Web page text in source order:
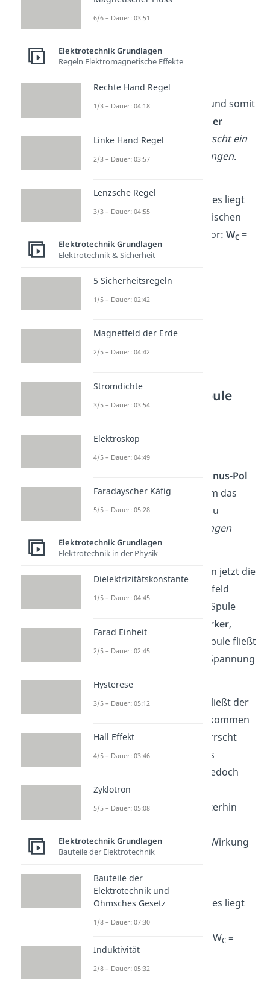
Datenschutzerklärung
Kondensator
Im ersten Schritt wird der
geschlossene Stromkreis und somit
Kondensator unter
Spannunggesetzt.
Es herrscht ein
Ungleichgewicht der Ladungen.
geschlossenen Stromkreises liegt
beimelektrischen Feld
zwischen
den Kondensatorplatten vor: WC =
max, WL= 0
Vorgänge an der Spule
Kondensators startet der
Entladevorgang.
Minus-Pol
zumPlus-Polder Platte, um das
Ladungsungleichgewicht zu
Bewegte Ladungen
erzeugen Magnetfelder
Durchlaufen die Elektronen jetzt die
, wird dieses Magnetfeld
durch die Windungen der Spule
stärker,
je mehr Strom durch die Spule fließt
und umso
die Spannung
Nach einer gewissen Zeit fließt der
Strom normalerweise vollkommen
durch die Spule und es herrscht
keine Spannung mehr. Das
baut sich ab. Jedoch
erzeugt die Spule einen
Induktionsstrom
, der weiterhin
verlangsamt. Das ist eine Wirkung
derSelbstinduktion
Dieganze Energie
geschlossenen Stromkreises liegt
bei der Spule in Form des
vor: WC =
0,W = max
6/6 – Dauer: 03:51
Elektrotechnik Grundlagen
Regeln Elektromagnetische Effekte
Rechte Hand Regel
1/3 – Dauer: 04:18
Linke Hand Regel
2/3 – Dauer: 03:57
Lenzsche Regel
3/3 – Dauer: 04:55
Elektrotechnik Grundlagen
Elektrotechnik & Sicherheit
5 Sicherheitsregeln
1/5 – Dauer: 02:42
Magnetfeld der Erde
2/5 – Dauer: 04:42
Stromdichte
3/5 – Dauer: 03:54
Elektroskop
4/5 – Dauer: 04:49
Faradayscher Käfig
5/5 – Dauer: 05:28
Elektrotechnik Grundlagen
Elektrotechnik in der Physik
Dielektrizitätskonstante
1/5 – Dauer: 04:45
Farad Einheit
2/5 – Dauer: 02:45
Hysterese
3/5 – Dauer: 05:12
Hall Effekt
4/5 – Dauer: 03:46
Zyklotron
5/5 – Dauer: 05:08
Elektrotechnik Grundlagen
Bauteile der Elektrotechnik
Bauteile der
Elektrotechnik und
Ohmsches Gesetz
1/8 – Dauer: 07:30
Induktivität
2/8 – Dauer: 05:32